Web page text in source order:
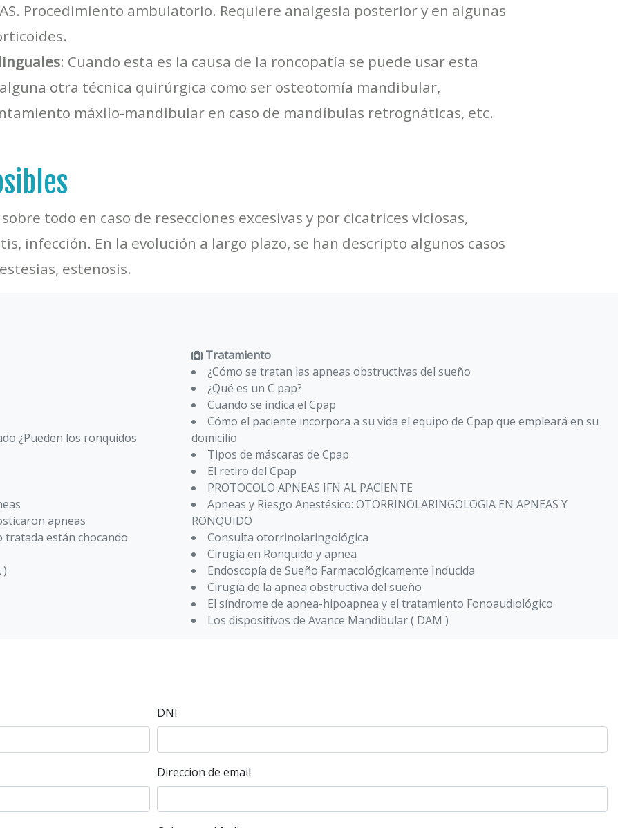
Procedimiento ambulatorio. Requiere analgesia posterior y en algunas
: Cuando esta es la causa de la roncopatía se puede usar esta
otra técnica quirúrgica como ser osteotomía mandibular,
máxilo-mandibular en caso de mandíbulas retrognáticas, etc.
todo en caso de resecciones excesivas y por cicatrices viciosas,
infección. En la evolución a largo plazo, se han descripto algunos casos
estenosis.
¿Pueden los ronquidos
apneas
tratada están chocando
)
Tratamiento
¿Cómo se tratan las apneas obstructivas del sueño
¿Qué es un C pap?
Cuando se indica el Cpap
Cómo el paciente incorpora a su vida el equipo de Cpap que empleará en su
domicilio
Tipos de máscaras de Cpap
El retiro del Cpap
PROTOCOLO APNEAS IFN AL PACIENTE
Apneas y Riesgo Anestésico: OTORRINOLARINGOLOGIA EN APNEAS Y
RONQUIDO
Consulta otorrinolaringológica
Cirugía en Ronquido y apnea
Endoscopía de Sueño Farmacológicamente Inducida
Cirugía de la apnea obstructiva del sueño
El síndrome de apnea-hipoapnea y el tratamiento Fonoaudiológico
Los dispositivos de Avance Mandibular ( DAM )
DNI
Direccion de email